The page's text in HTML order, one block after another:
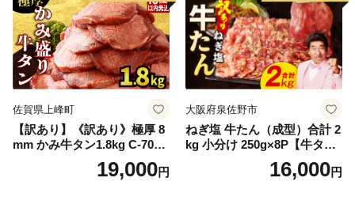
佐賀県上峰町
【訳あり】《訳あり》極厚 8
mm かみ牛タン1.8kg C-709-
19,000円
大阪府泉佐野市
ねぎ塩 牛たん（成型）合計 2
kg 小分け 250g×8P【牛タン
牛肉 焼肉用 薄切り 訳あり サ
16,000円